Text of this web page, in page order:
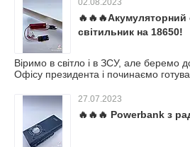
02.08.2023
🔥🔥🔥Акумуляторний
світильник на 18650!
Віримо в світло і в ЗСУ, але беремо
Офісу президента і починаємо
27.07.2023
🔥🔥🔥 Powerbank з